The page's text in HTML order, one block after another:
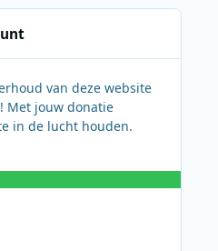
van deze website
Met jouw donatie
in de lucht houden.